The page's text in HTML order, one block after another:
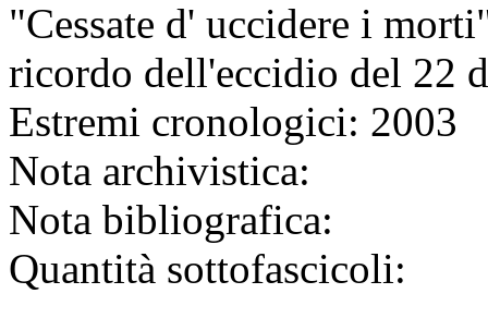
"Cessate d' uccidere i
ricordo dell'eccidio del 22
Estremi cronologici: 2003
Nota archivistica:
Nota bibliografica:
Quantità sottofascicoli: